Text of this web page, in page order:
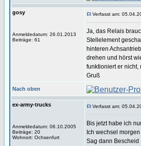
gosy
Anmeldedatum: 26.01.2013
Beiträge: 61
Verfasst am:
Ja, das Relais
Stellelement
hinteren
drehen und hörst
funktioniert er nicht,
Gruß
Nach oben
ex-army-trucks
Anmeldedatum: 06.10.2005
Beiträge: 20
Wohnort: Ochsenfurt
Verfasst am:
Bis jetzt habe ich
Ich wechsel
Sag dann Bescheid